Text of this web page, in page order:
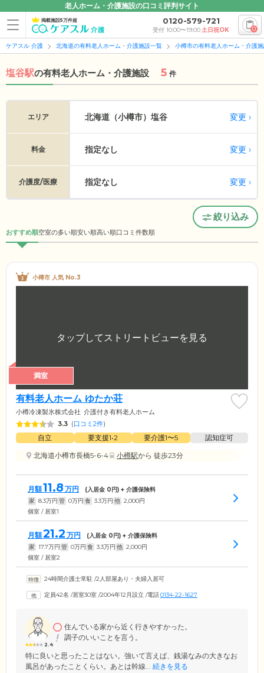
老人ホーム・介護施設の口コミ評判サイト
掲載施設5万件超 0120-579-721
受付 10:00〜19:00土日祝OK 0
ケアスル 介護 北海道の有料老人ホーム・介護施設一覧 小樽市の有料老人ホーム・介護
塩谷駅の有料老人ホーム・介護施設 5 件
エリア 北海道（小樽市） 塩谷 変更
料金 指定なし 変更
介護度/医療 指定なし 変更
絞り込み
おすすめ順空室の多い順安い順高い順口コミ件数順
小樽市 人気 No.3
満室
有料老人ホーム ゆたか荘
小樽冷凍製氷株式会社 介護付き有料老人ホーム
3.3 (口コミ2件)
自立 要支援1•2 要介護1〜5
認知症可
北海道小樽市長橋5-6-4
小樽駅から 徒歩23分
月額11.8 万円 (入居金 0円) + 介護保険料
家 8.3万円 管 0万円 食 3.3万円 他 2,000円
個室 / 居室1
月額21.2 万円 (入居金 0円) + 介護保険料
家 17.7万円 管 0万円 食 3.3万円 他 2,000円
個室 / 居室2
24時間介護士常駐 /2人部屋あり・夫婦入居可
定員42名 /居室30室 /2004年12月設立 /電話0134-22-1627
2.4
住んでいる家から近く行きやすかった。
調子のいいことを言う。
特に良いと思ったことはない。強いて言えば、銭湯なみの大きなお
風呂があったことくらい。あとは幹線... 続きを見る